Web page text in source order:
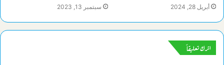
أبريل 28, 2024 سبتمبر 13, 2023
اترك تعليقاً